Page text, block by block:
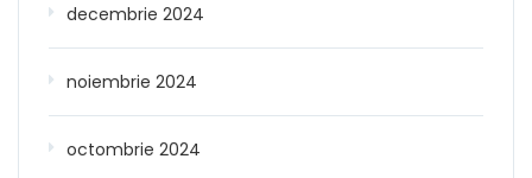
decembrie 2024
noiembrie 2024
octombrie 2024